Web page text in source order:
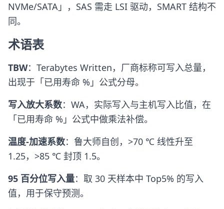
NVMe/SATA」，SAS 需走 LSI 驱动，SMART 结构不
同。
术语表
TBW：Terabytes Written，厂商标称可写入总量，
出现于「已用寿命 %」公式分母。
写入放大系数：WA，实际写入与主机写入比值，在
「已用寿命 %」公式中做乘法补偿。
温度-加速系数：鲁大师自创，>70 ℃ 线性升至
1.25，>85 ℃ 封顶 1.5。
95 百分位写入量：取 30 天样本中 Top5% 的写入
值，用于保守预测。